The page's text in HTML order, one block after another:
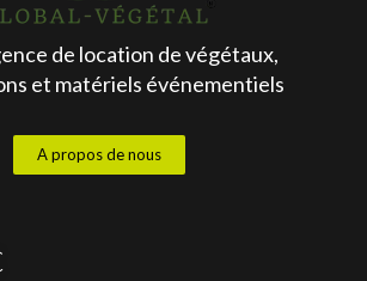
de location de végétaux,
et matériels événementiels
A propos de nous